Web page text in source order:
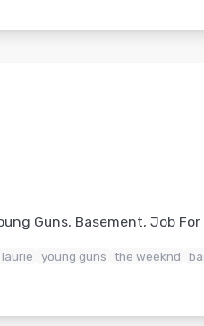
Guns, Basement, Job For
young guns the weeknd